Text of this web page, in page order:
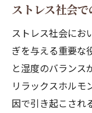
ストレス社会
ストレス社会にお
ぎを与える重要な
と湿度のバランス
リラックスホルモ
因で引き起こされ